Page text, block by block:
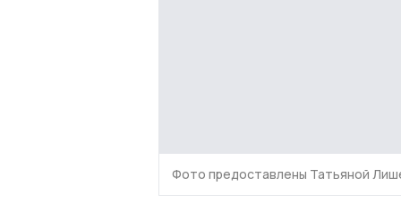
Фото предоставлены Татьяной